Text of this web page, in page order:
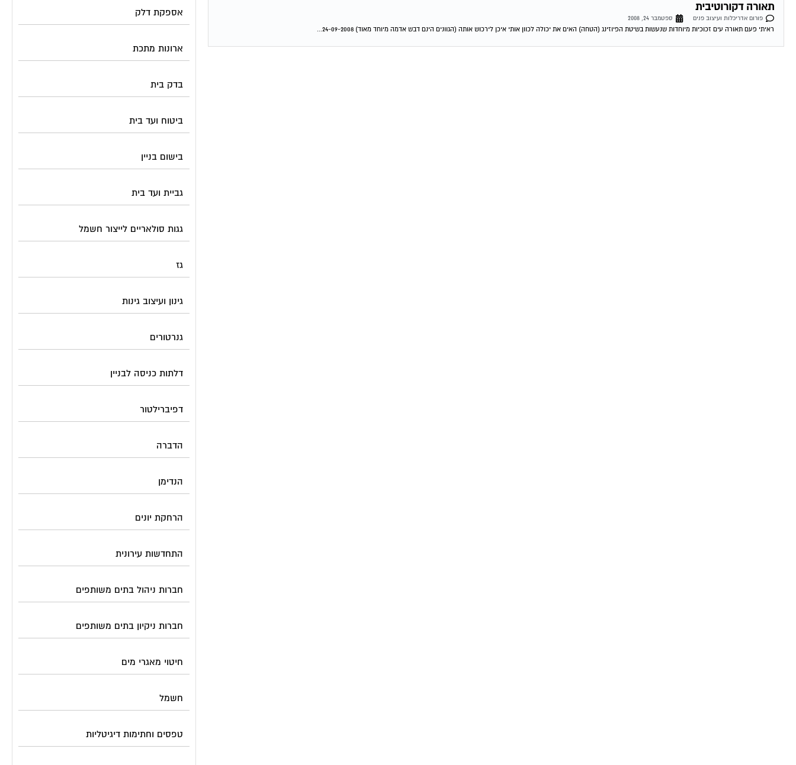
תאורה דקורוטיבית
פורום אדריכלות ועיצוב פנים
ספטמבר 24, 2008
ראיתי פעם תאורה עים זכוכיות מיוחדות שנעשות בשיטת הפיוזינג (הטחה) האים את יכולה לכוון אותי איכן לירכוש אותה (הגוונים הינם דבש אדמה מיוחד מאוד) 24-09-2008...
אספקת דלק
ארונות מתכת
בדק בית
ביטוח ועד בית
בישום בניין
גביית ועד בית
גגות סולאריים לייצור חשמל
גז
גינון ועיצוב גינות
גנרטורים
דלתות כניסה לבניין
דפיברילטור
הדברה
הנדימן
הרחקת יונים
התחדשות עירונית
חברות ניהול בתים משותפים
חברות ניקיון בתים משותפים
חיטוי מאגרי מים
חשמל
טפסים וחתימות דיגיטליות